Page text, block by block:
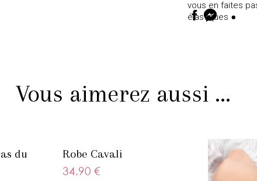
vous en faites
élastiques ●
Vous aimerez aussi ...
du
Robe Cavali
34,90 €